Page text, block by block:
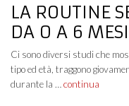
LA ROUTINE
DA 0 A 6
Ci sono diversi studi che
tipo ed età, traggono
durante la … continua